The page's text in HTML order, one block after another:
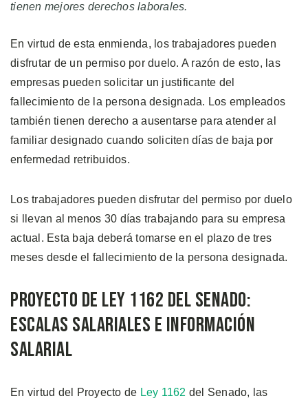
tienen mejores derechos laborales.
En virtud de esta enmienda, los trabajadores pueden
disfrutar de un permiso por duelo. A razón de esto, las
empresas pueden solicitar un justificante del
fallecimiento de la persona designada. Los empleados
también tienen derecho a ausentarse para atender al
familiar designado cuando soliciten días de baja por
enfermedad retribuidos.
Los trabajadores pueden disfrutar del permiso por duelo
si llevan al menos 30 días trabajando para su empresa
actual. Esta baja deberá tomarse en el plazo de tres
meses desde el fallecimiento de la persona designada.
Proyecto de Ley 1162 del Senado:
Escalas Salariales e Información
Salarial
En virtud del Proyecto de Ley 1162 del Senado, las